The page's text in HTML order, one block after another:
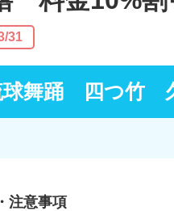
31
球舞踊 四つ竹
注意事項